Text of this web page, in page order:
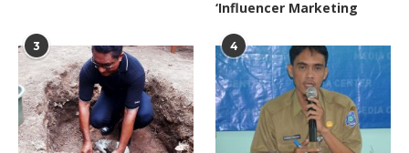
‘Influencer Marketing
3 4